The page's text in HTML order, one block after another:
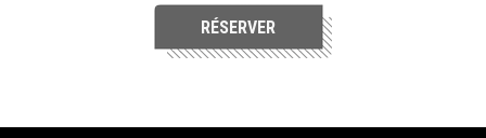
RÉSERVER